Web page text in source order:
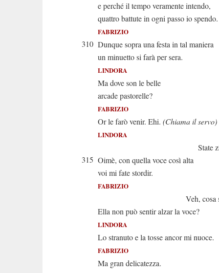
e perché il tempo veramente intendo,
quattro battute in ogni passo io spendo.
FABRIZIO
310 Dunque sopra una festa in tal maniera
un minuetto si farà per sera.
LINDORA
Ma dove son le belle
arcade pastorelle?
FABRIZIO
Or le farò venir. Ehi. (Chiama il servo)
LINDORA
State
315 Oimè, con quella voce così alta
voi mi fate stordir.
FABRIZIO
Veh, cosa
Ella non può sentir alzar la voce?
LINDORA
Lo stranuto e la tosse ancor mi nuoce.
FABRIZIO
Ma gran delicatezza.